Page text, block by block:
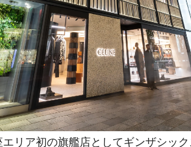
リア初の旗艦店としてギンザシッ